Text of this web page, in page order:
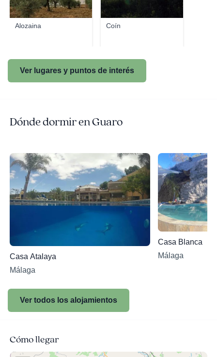
Alozaina Coín
Ver lugares y puntos de interés
Dónde dormir en Guaro
Casa Atalaya
Málaga
Casa Blanca
Málaga
Ver todos los alojamientos
Cómo llegar